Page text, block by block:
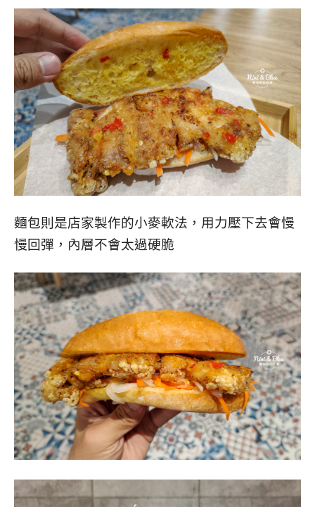
麵包則是店家製作的小麥軟法，用力壓下去會慢
慢回彈，內層不會太過硬脆